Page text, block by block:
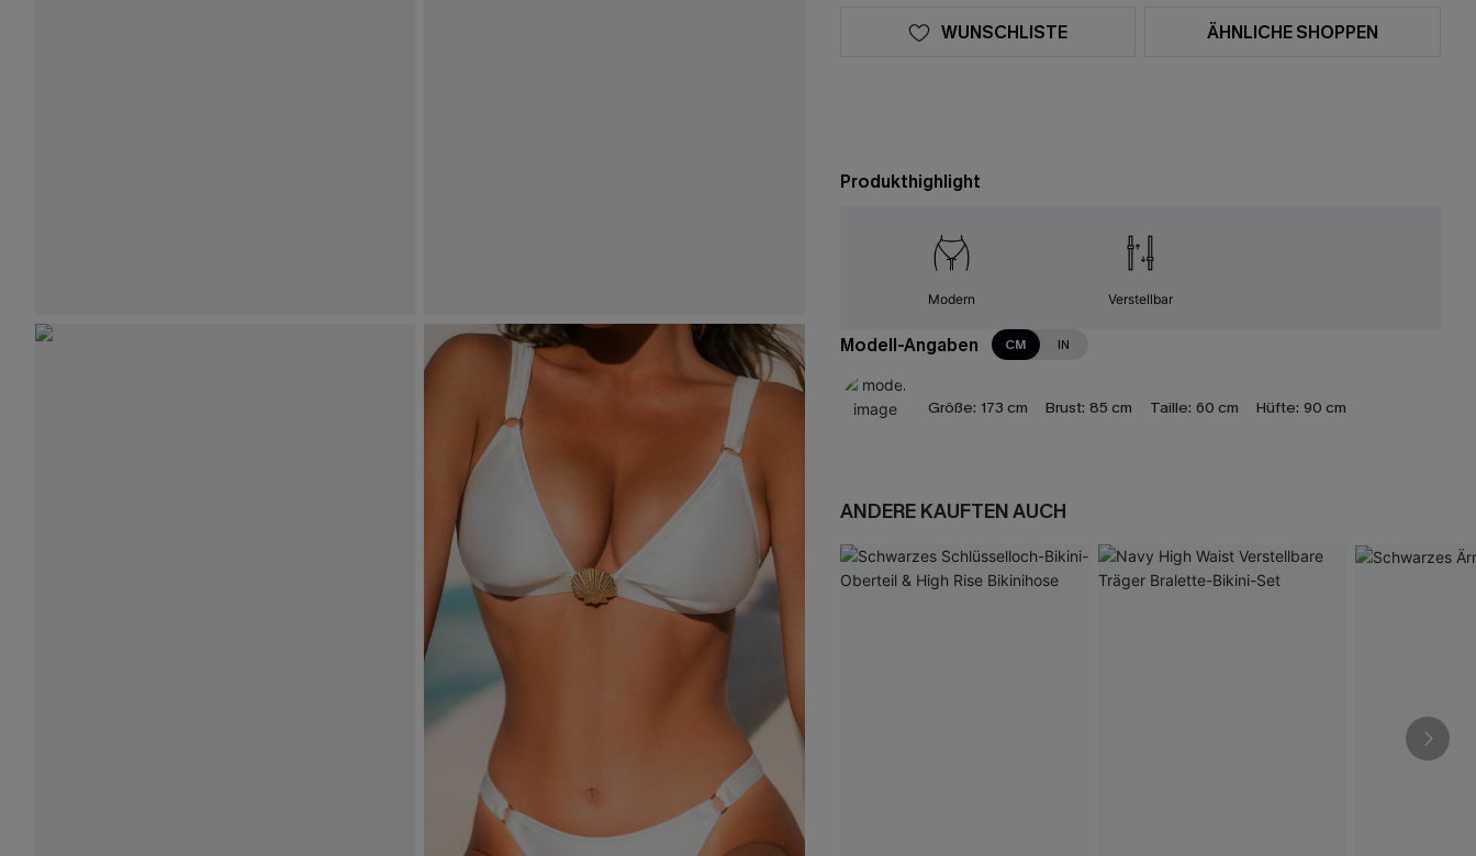
WUNSCHLISTE ÄHNLICHE SHOPPEN
Produkthighlight
Modern Verstellbar
Modell-Angaben CM IN
Größe: 173 cm Brust: 85 cm Taille: 60 cm Hüfte: 90 cm
ANDERE KAUFTEN AUCH